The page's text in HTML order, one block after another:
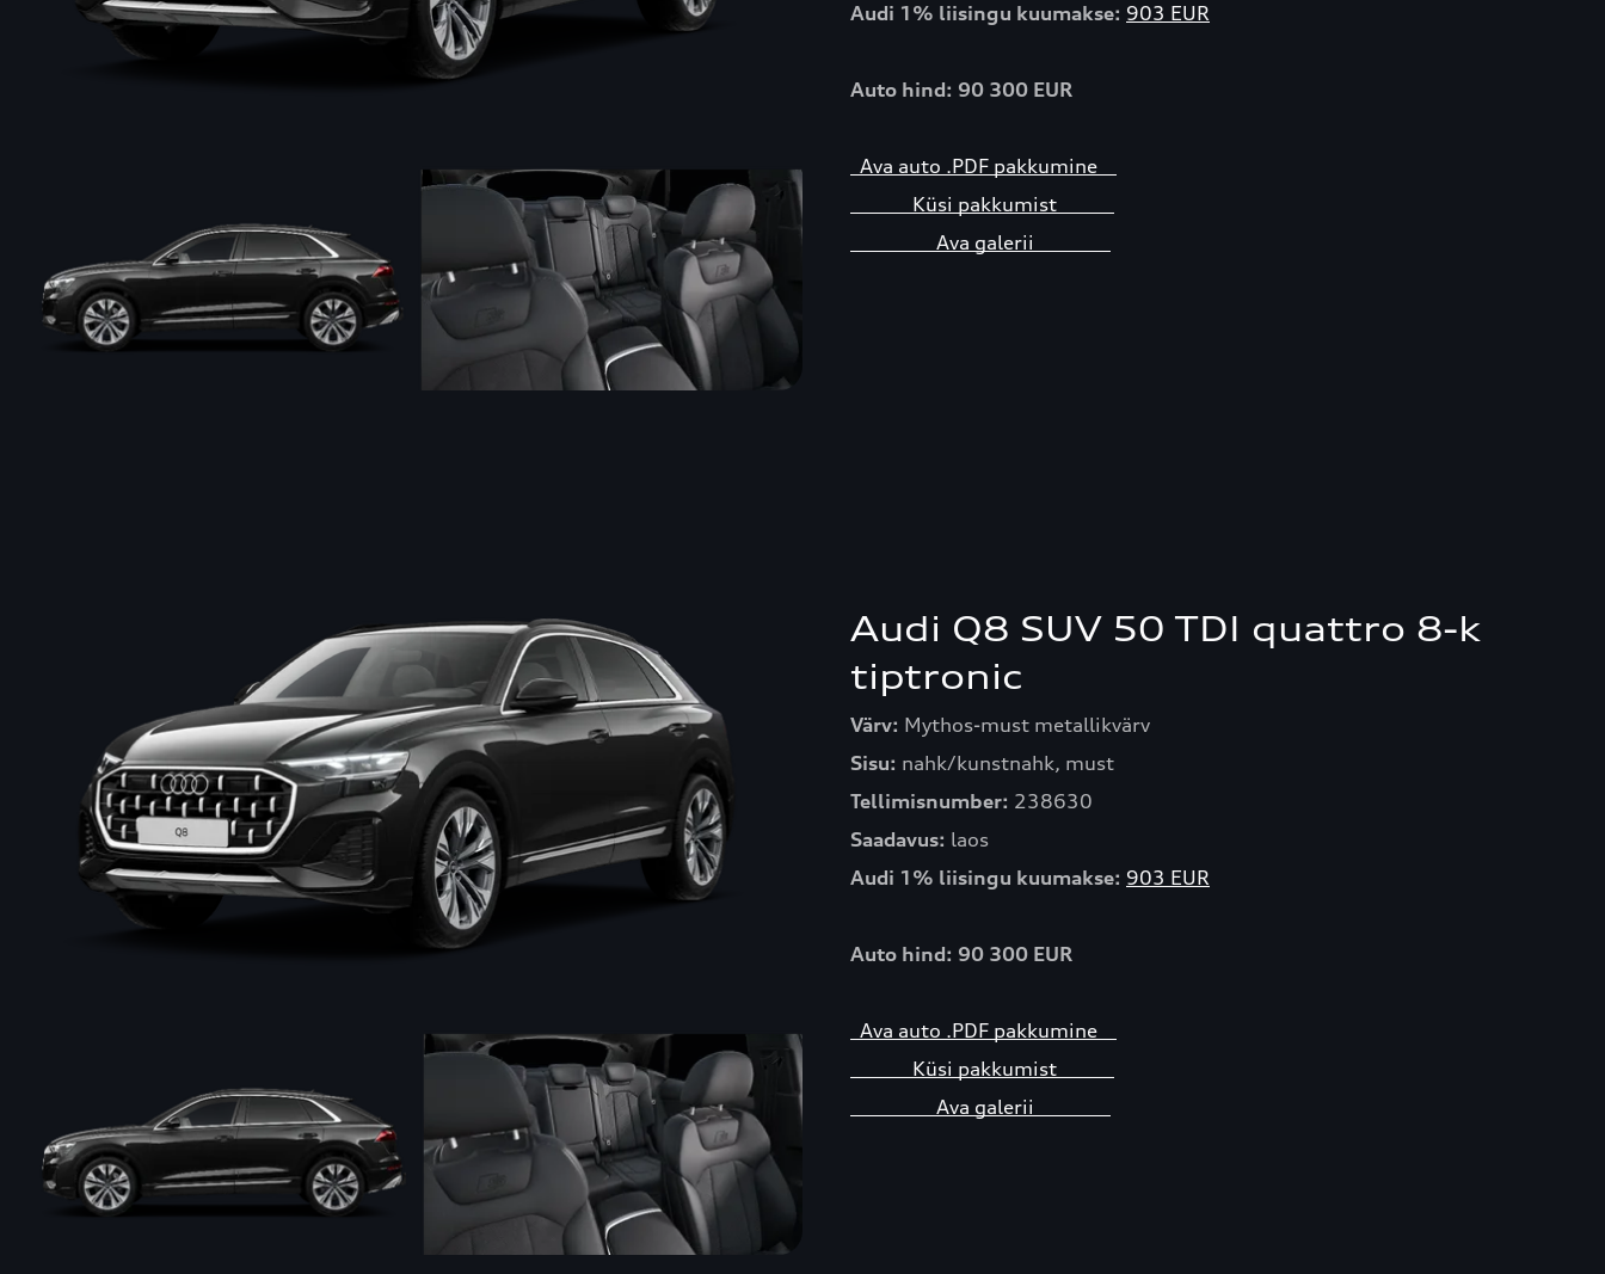
Audi 1% liisingu kuumakse: 903 EUR
Auto hind: 90 300 EUR
Ava auto .PDF pakkumine
Küsi pakkumist
Ava galerii
Audi Q8 SUV 50 TDI quattro 8-k
tiptronic
Värv: Mythos-must metallikvärv
Sisu: nahk/kunstnahk, must
Tellimisnumber: 238630
Saadavus: laos
Audi 1% liisingu kuumakse: 903 EUR
Auto hind: 90 300 EUR
Ava auto .PDF pakkumine
Küsi pakkumist
Ava galerii